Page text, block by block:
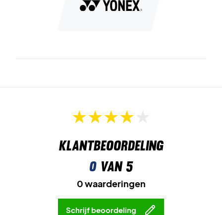
Klantbeoordeling
0van 5
0 waarderingen
Schrijf beoordeling